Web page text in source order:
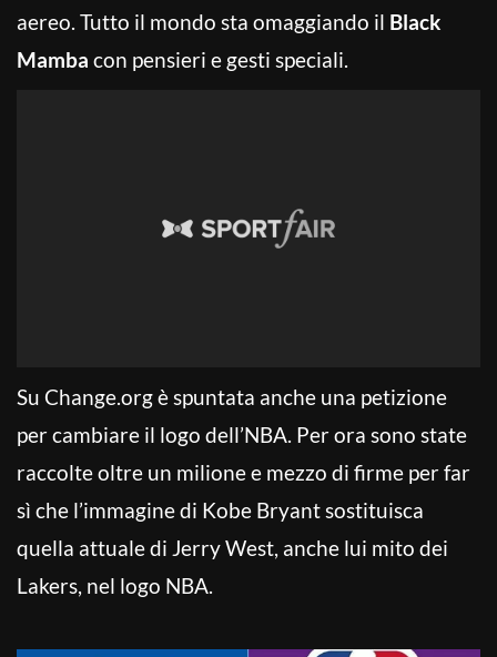
aereo. Tutto il mondo sta omaggiando il Black
Mamba con pensieri e gesti speciali.
Su Change.org è spuntata anche una petizione
per cambiare il logo dell’NBA. Per ora sono state
raccolte oltre un milione e mezzo di firme per far
sì che l’immagine di Kobe Bryant sostituisca
quella attuale di Jerry West, anche lui mito dei
Lakers, nel logo NBA.